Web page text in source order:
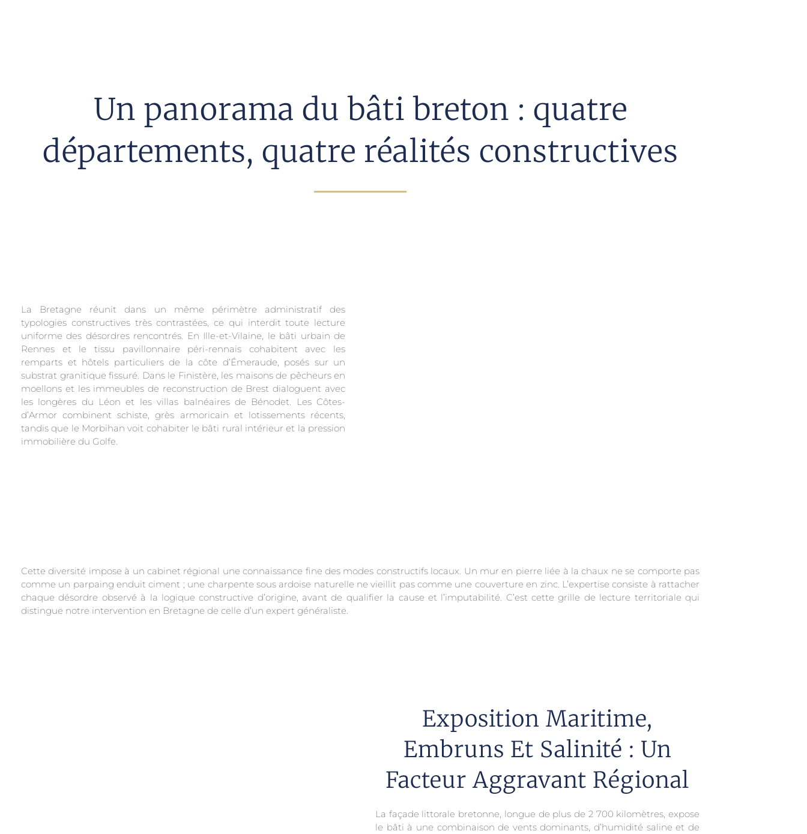
Un panorama du bâti breton : quatre
départements, quatre réalités constructives
La Bretagne réunit dans un même périmètre administratif des
typologies constructives très contrastées, ce qui interdit toute lecture
uniforme des désordres rencontrés. En Ille-et-Vilaine, le bâti urbain de
Rennes et le tissu pavillonnaire péri-rennais cohabitent avec les
remparts et hôtels particuliers de la côte d’Émeraude, posés sur un
substrat granitique fissuré. Dans le Finistère, les maisons de pêcheurs en
moellons et les immeubles de reconstruction de Brest dialoguent avec
les longères du Léon et les villas balnéaires de Bénodet. Les Côtes-
d’Armor combinent schiste, grès armoricain et lotissements récents,
tandis que le Morbihan voit cohabiter le bâti rural intérieur et la pression
immobilière du Golfe.
Cette diversité impose à un cabinet régional une connaissance fine des modes constructifs locaux. Un mur en pierre liée à la chaux ne se comporte pas
comme un parpaing enduit ciment ; une charpente sous ardoise naturelle ne vieillit pas comme une couverture en zinc. L’expertise consiste à rattacher
chaque désordre observé à la logique constructive d’origine, avant de qualifier la cause et l’imputabilité. C’est cette grille de lecture territoriale qui
distingue notre intervention en Bretagne de celle d’un expert généraliste.
Exposition Maritime,
Embruns Et Salinité : Un
Facteur Aggravant Régional
La façade littorale bretonne, longue de plus de 2 700 kilomètres, expose
le bâti à une combinaison de vents dominants, d’humidité saline et de